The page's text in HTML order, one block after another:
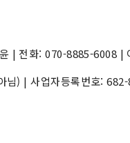
| 전화: 070-8885-
님) | 사업자등록번호: